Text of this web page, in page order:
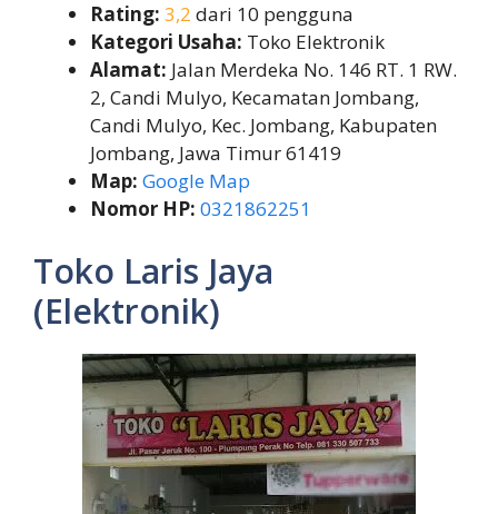
Rating: 3,2 dari 10 pengguna
Kategori Usaha: Toko Elektronik
Alamat: Jalan Merdeka No. 146 RT. 1 RW.
2, Candi Mulyo, Kecamatan Jombang,
Candi Mulyo, Kec. Jombang, Kabupaten
Jombang, Jawa Timur 61419
Map: Google Map
Nomor HP: 0321862251
Toko Laris Jaya
(Elektronik)